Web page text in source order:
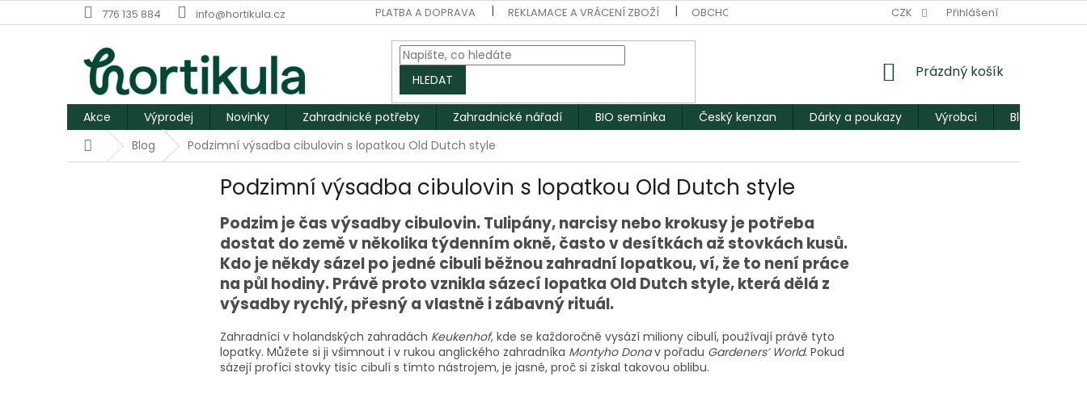
na
776 135 884 info@hortikula.cz PLATBA A DOPRAVA REKLAMACE A VRÁCENÍ ZBOŽÍ OBCHODNÍ PODMÍNKY PODMÍNKY OCHRANY OSOBNÍCH ÚDAJŮ
CZK Přihlášení
HLEDAT
NÁKUPNÍ
Prázdný košík
Akce Výprodej Novinky Zahradnické potřeby Zahradnické nářadí BIO semínka Český kenzan Dárky a poukazy Výrobci
Blog
DomůBlog Podzimní výsadba cibulovin s lopatkou Old Dutch style
Podzimní výsadba cibulovin s lopatkou Old Dutch style
Podzim je čas výsadby cibulovin. Tulipány, narcisy nebo krokusy je potřeba
dostat do země v několika týdenním okně, často v desítkách až stovkách kusů.
Kdo je někdy sázel po jedné cibuli běžnou zahradní lopatkou, ví, že to není práce
na půl hodiny. Právě proto vznikla sázecí lopatka Old Dutch style, která dělá z
výsadby rychlý, přesný a vlastně i zábavný rituál.
Zahradníci v holandských zahradách Keukenhof, kde se každoročně vysází miliony cibulí, používají právě tyto
lopatky. Můžete si ji všimnout i v rukou anglického zahradníka Montyho Donav pořadu Gardeners’ World. Pokud
sázejí profíci stovky tisíc cibulí s tímto nástrojem, je jasné, proč si získal takovou oblibu.